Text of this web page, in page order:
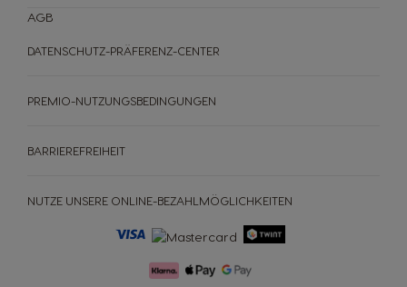
Getränke
für
Maschinen
NACHHALTIGKEIT
NUTZE UNSERE ONLINE-BEZAHLMÖGLICHKEITEN
AGB
DATENSCHUTZ-PRÄFERENZ-CENTER
PREMIO-NUTZUNGSBEDINGUNGEN
BARRIEREFREIHEIT